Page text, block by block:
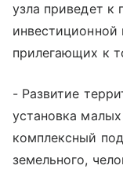
узла приведет
инвестиционной
прилегающих к
- Развитие
установка
комплексный
земельного,